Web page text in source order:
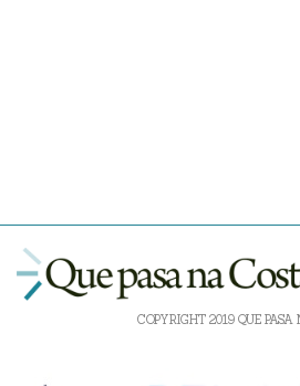
COPYRIGHT 2019 QUE PASA